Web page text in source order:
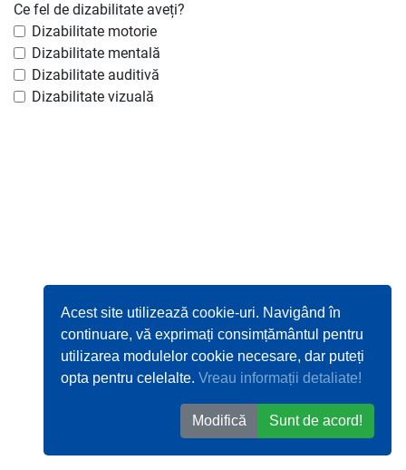
Acest site utilizează cookie-uri. Navigând în
continuare, vă exprimați consimțământul pentru
utilizarea modulelor cookie necesare, dar puteți
opta pentru celelalte.Vreau informații detaliate!
Modifică Sunt de acord!
Ce fel de dizabilitate aveți?
Dizabilitate motorie
Dizabilitate mentală
Dizabilitate auditivă
Dizabilitate vizuală